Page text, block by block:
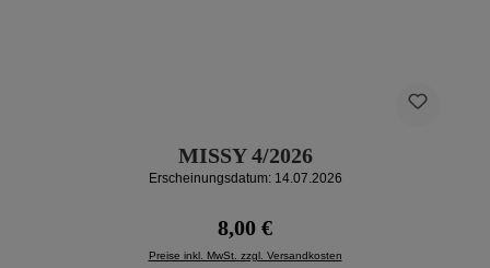
MISSY 4/2026
Erscheinungsdatum: 14.07.2026
Regulärer Preis:
8,00 €
Preise inkl. MwSt. zzgl. Versandkosten